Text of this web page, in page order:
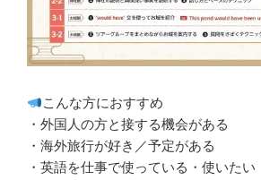
こんな方におすすめ
・外国人の方と接する機会がある
・海外旅行が好き／予定がある
・英語を仕事で使っている・使いたい